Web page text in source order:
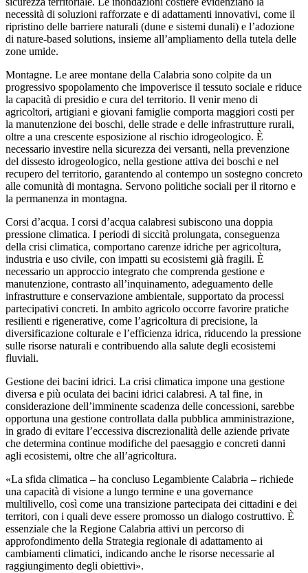
necessità di soluzioni rafforzate e di adattamenti innovativi, come il
ripristino delle barriere naturali (dune e sistemi dunali) e l’adozione
di nature-based solutions, insieme all’ampliamento della tutela delle
zone umide.
Montagne. Le aree montane della Calabria sono colpite da un
progressivo spopolamento che impoverisce il tessuto sociale e riduce
la capacità di presidio e cura del territorio. Il venir meno di
agricoltori, artigiani e giovani famiglie comporta maggiori costi per
la manutenzione dei boschi, delle strade e delle infrastrutture rurali,
oltre a una crescente esposizione al rischio idrogeologico. È
necessario investire nella sicurezza dei versanti, nella prevenzione
del dissesto idrogeologico, nella gestione attiva dei boschi e nel
recupero del territorio, garantendo al contempo un sostegno concreto
alle comunità di montagna. Servono politiche sociali per il ritorno e
la permanenza in montagna.
Corsi d’acqua. I corsi d’acqua calabresi subiscono una doppia
pressione climatica. I periodi di siccità prolungata, conseguenza
della crisi climatica, comportano carenze idriche per agricoltura,
industria e uso civile, con impatti su ecosistemi già fragili. È
necessario un approccio integrato che comprenda gestione e
manutenzione, contrasto all’inquinamento, adeguamento delle
infrastrutture e conservazione ambientale, supportato da processi
partecipativi concreti. In ambito agricolo occorre favorire pratiche
resilienti e rigenerative, come l’agricoltura di precisione, la
diversificazione colturale e l’efficienza idrica, riducendo la pressione
sulle risorse naturali e contribuendo alla salute degli ecosistemi
fluviali.
Gestione dei bacini idrici. La crisi climatica impone una gestione
diversa e più oculata dei bacini idrici calabresi. A tal fine, in
considerazione dell’imminente scadenza delle concessioni, sarebbe
opportuna una gestione controllata dalla pubblica amministrazione,
in grado di evitare l’eccessiva discrezionalità delle aziende private
che determina continue modifiche del paesaggio e concreti danni
agli ecosistemi, oltre che all’agricoltura.
«La sfida climatica – ha concluso Legambiente Calabria – richiede
una capacità di visione a lungo termine e una governance
multilivello, così come una transizione partecipata dei cittadini e dei
territori, con i quali deve essere promosso un dialogo costruttivo. È
essenziale che la Regione Calabria attivi un percorso di
approfondimento della Strategia regionale di adattamento ai
cambiamenti climatici, indicando anche le risorse necessarie al
raggiungimento degli obiettivi».